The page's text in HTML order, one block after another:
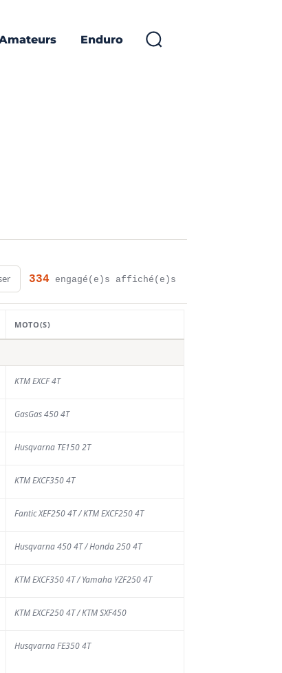
Enduro
334 engagé(e)s affiché(e)s
MOTO(S)
KTM EXCF 4T
GasGas 450 4T
Husqvarna TE150 2T
KTM EXCF350 4T
Fantic XEF250 4T / KTM EXCF250 4T
Husqvarna 450 4T / Honda 250 4T
KTM EXCF350 4T / Yamaha YZF250 4T
KTM EXCF250 4T / KTM SXF450
Husqvarna FE350 4T